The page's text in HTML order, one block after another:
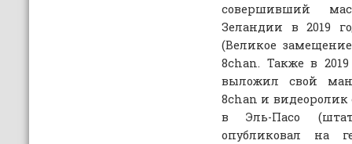
совершивший
Зеландии в 2019
(Великое
8chan. Также в
выложил свой
8chan и видеоролик
в Эль-Пасо
опубликовал на